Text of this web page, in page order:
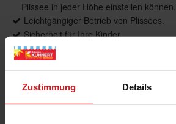
Zustimmung Details
Plissee in jeder Höhe einstellen können.
Leichtgängiger Betrieb von Plissees.
Sicherheit für Ihre Kinder
Sonderformen möglich
Wabenplissees